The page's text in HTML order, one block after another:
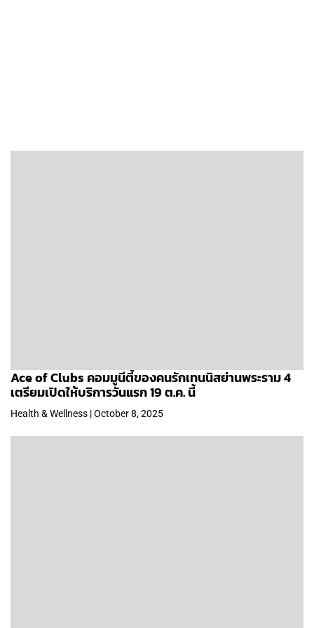
Ace of Clubs คอมมูนีตี้ของคนรักเทนนิสย่านพระราม 4
เตรียมเปิดให้บริการวันแรก 19 ต.ค. นี้
Health & Wellness | October 8, 2025